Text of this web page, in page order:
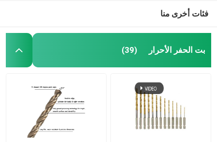
فئات أخرى منا
بت الحفر الأحرار (39)